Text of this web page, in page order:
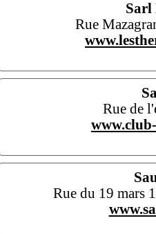
Sarl
Rue
Rue de
Rue du 19 mars